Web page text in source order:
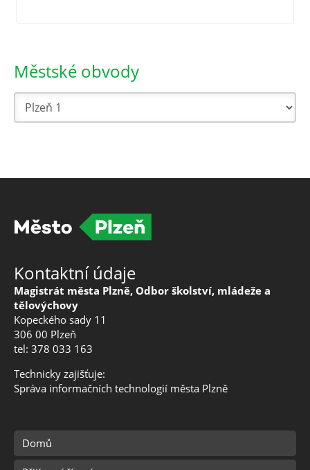
Městské obvody
Kontaktní údaje
Magistrát města Plzně, Odbor školství, mládeže a
tělovýchovy
Kopeckého sady 11
306 00 Plzeň
tel: 378 033 163
Technicky zajišťuje:
Správa informačních technologií města Plzně
Domů